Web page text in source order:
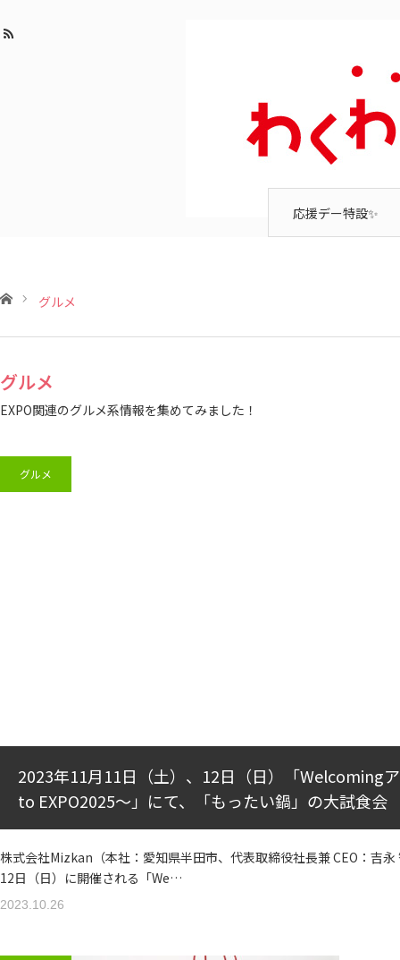
応援デー特設✨
ホームグルメ
グルメ
EXPO関連のグルメ系情報を集めてみました！
グルメ
2023年11月11日（土）、12日（日）「Welcoming
to EXPO2025～」にて、「もったい鍋」の大試食会
株式会社Mizkan（本社：愛知県半田市、代表取締役社長兼 CEO：吉
12日（日）に開催される「We…
2023.10.26